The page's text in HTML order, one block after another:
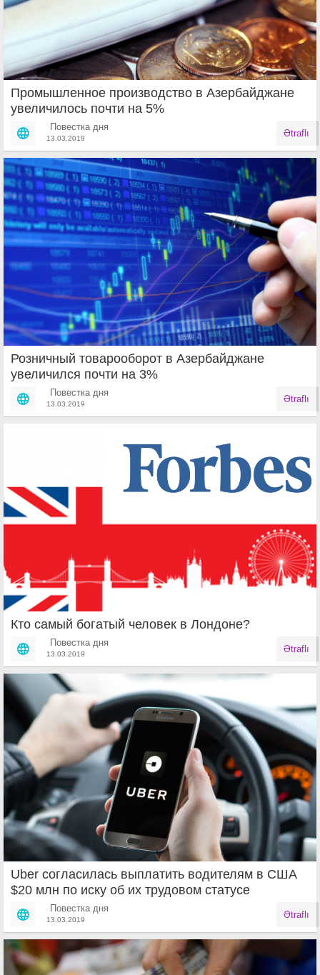
Промышленное производство в Азербайджане
увеличилось почти на 5%
Повестка дня
13.03.2019 Ətraflı
Розничный товарооборот в Азербайджане
увеличился почти на 3%
Повестка дня
13.03.2019 Ətraflı
Кто самый богатый человек в Лондоне?
Повестка дня
13.03.2019 Ətraflı
Uber согласилась выплатить водителям в США
$20 млн по иску об их трудовом статусе
Повестка дня
13.03.2019 Ətraflı